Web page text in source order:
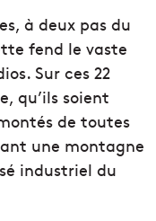
à deux pas du
fend le vaste
Sur ces 22
qu’ils soient
de toutes
une montagne
industriel du